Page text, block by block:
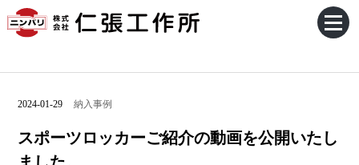
2024-01-29 納入事例
スポーツロッカーご紹介の動画を公開いたし